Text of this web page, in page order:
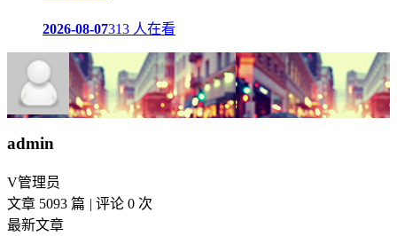
2026-08-07313 人在看
admin
V管理员
文章 5093 篇 | 评论 0 次
最新文章